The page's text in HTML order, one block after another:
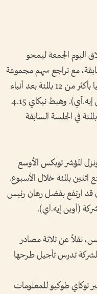
4% عند الإغلاق اليوم الجمعة ليمحو
مع تراجع سهم مجموعة
سوفت بنك للاستثمار في قطاع التكنولوجيا بأكثر من 12 بالمئة بعد أنباء
عن تأجيل الطرح العام الأولي لشركة (أوبن إيه.آي). وهبط نيكاي 4.15
% إلى 69360.88 نقطة بعد ارتفاعه 4.6 بالمئة في الجلسة ⁠السابقة
ونزل المؤشر توبكس الأوسع
12.53 بالمئة. وكان قد ارتفع بفضل رهان رئيس
(أوبن إيه.آي).
نقلاً عن ثلاثة مصادر
تدرس تأجيل طرحها
توكاي طوكيو للمعلومات